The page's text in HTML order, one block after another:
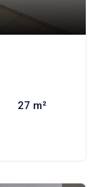
27 m²